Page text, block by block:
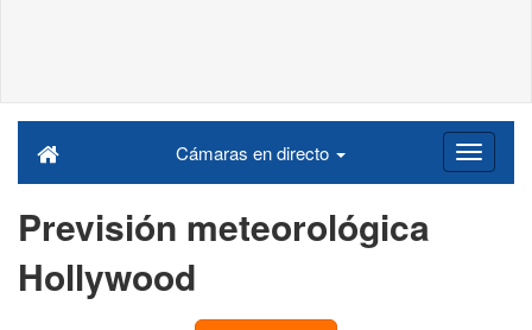
Cámaras en directo
Previsión meteorológica
Hollywood